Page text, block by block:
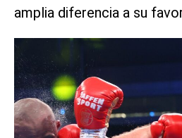
amplia diferencia a su